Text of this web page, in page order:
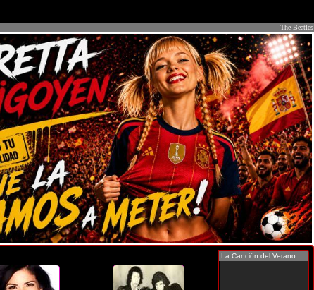
The Beatles
La Canción del Verano